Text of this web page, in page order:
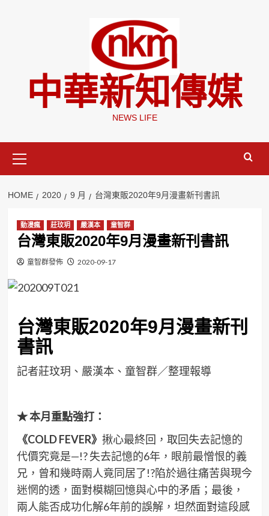
中華新知傳媒
NEWS LIFE
Menu
HOME 2020 9 月 台灣東販2020年9月漫畫新刊書訊
動漫瘋 莊玟玥 嚴漢本 童智群
台灣東販2020年9月漫畫新刊書訊
童智群發佈 2020-09-17
台灣東販2020年9月漫畫新刊
書訊
記者莊玟玥、嚴漢本、童智群／整理報導
★本月重點強打：
《COLD FEVER》 揪心最終回，取回失去記憶的
代價究竟是—!? 失去記憶的6年，眼前最憎恨的義
兄，曾和幾時兩人竟同居了!?陷於過往痛苦與現今
迷惘的透，面對模糊回憶與心中的矛盾；最後，
兩人能否成功化解6年前的誤解，坦然面對這段感